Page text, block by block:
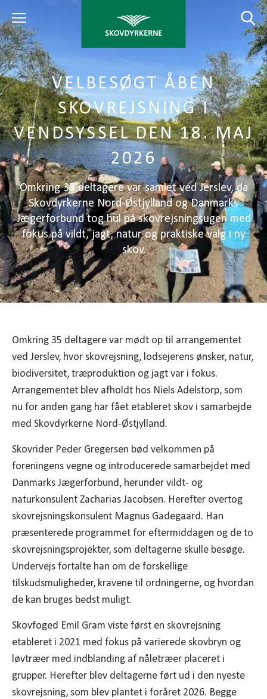
VELBESØGT ÅBEN
SKOVREJSNING I
VENDSYSSEL DEN 18. MAJ
2026
Omkring 35 deltagere var samlet ved Jerslev, da
Skovdyrkerne Nord-Østjylland og Danmarks
Jægerforbund tog hul på skovrejsningsugen med
fokus på vildt, jagt, natur og praktiske valg i ny
skov.
Omkring 35 deltagere var mødt op til arrangementet
ved Jerslev, hvor skovrejsning, lodsejerens ønsker, natur,
biodiversitet, træproduktion og jagt var i fokus.
Arrangementet blev afholdt hos Niels Adelstorp, som
nu for anden gang har fået etableret skov i samarbejde
med Skovdyrkerne Nord-Østjylland.
Skovrider Peder Gregersen bød velkommen på
foreningens vegne og introducerede samarbejdet med
Danmarks Jægerforbund, herunder vildt- og
naturkonsulent Zacharias Jacobsen. Herefter overtog
skovrejsningskonsulent Magnus Gadegaard. Han
præsenterede programmet for eftermiddagen og de to
skovrejsningsprojekter, som deltagerne skulle besøge.
Undervejs fortalte han om de forskellige
tilskudsmuligheder, kravene til ordningerne, og hvordan
de kan bruges bedst muligt.
Skovfoged Emil Gram viste først en skovrejsning
etableret i 2021 med fokus på varierede skovbryn og
løvtræer med indblanding af nåletræer placeret i
grupper. Herefter blev deltagerne ført ud i den nyeste
skovrejsning, som blev plantet i foråret 2026. Begge